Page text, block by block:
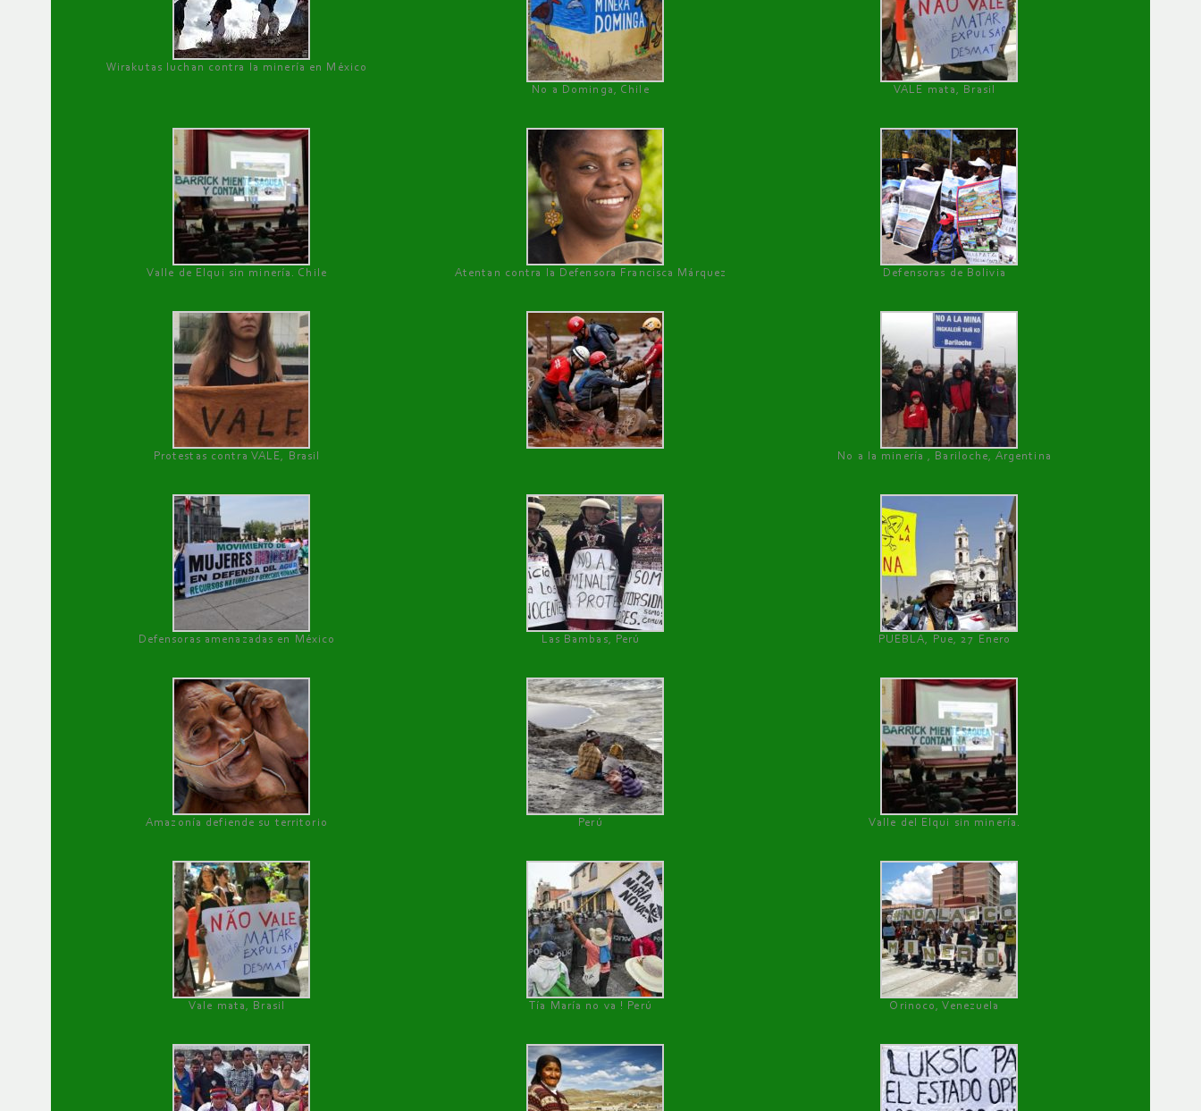
Wirakutas luchan contra la minería en México
No a Dominga, Chile
VALE mata, Brasil
Valle de Elqui sin minería. Chile Atentan contra la Defensora Francisca Márquez Defensoras de Bolivia
Protestas contra VALE, Brasil No a la minería , Bariloche, Argentina
Defensoras amenazadas en México Las Bambas, Perú PUEBLA, Pue, 27 Enero
Amazonía defiende su territorio Perú Valle del Elqui sin minería.
Vale mata, Brasil Tía María no va ! Perú Orinoco, Venezuela